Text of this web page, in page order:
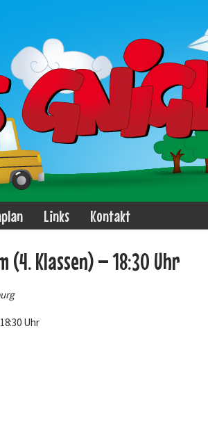
Links Kontakt
(4. Klassen) – 18:30 Uhr
Uhr